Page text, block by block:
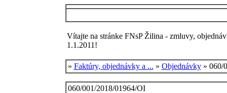
Vítajte na stránke FNsP Žilina - zmluvy,
1.1.2011!
» Faktúry, objednávky a ... » Objednávky» 060/
060/001/2018/01964/OI